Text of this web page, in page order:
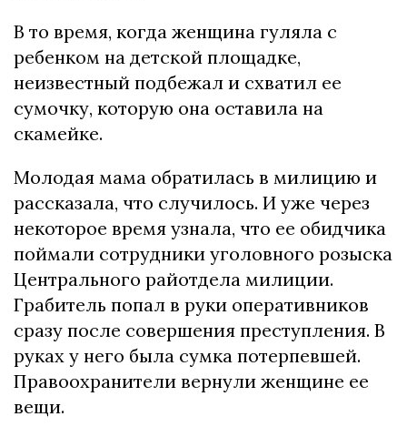
В то время, когда женщина гуляла с
ребенком на детской площадке,
неизвестный подбежал и схватил ее
сумочку, которую она оставила на
скамейке.
Молодая мама обратилась в милицию и
рассказала, что случилось. И уже через
некоторое время узнала, что ее обидчика
поймали сотрудники уголовного розыска
Центрального райотдела милиции.
Грабитель попал в руки оперативников
сразу после совершения преступления. В
руках у него была сумка потерпевшей.
Правоохранители вернули женщине ее
вещи.